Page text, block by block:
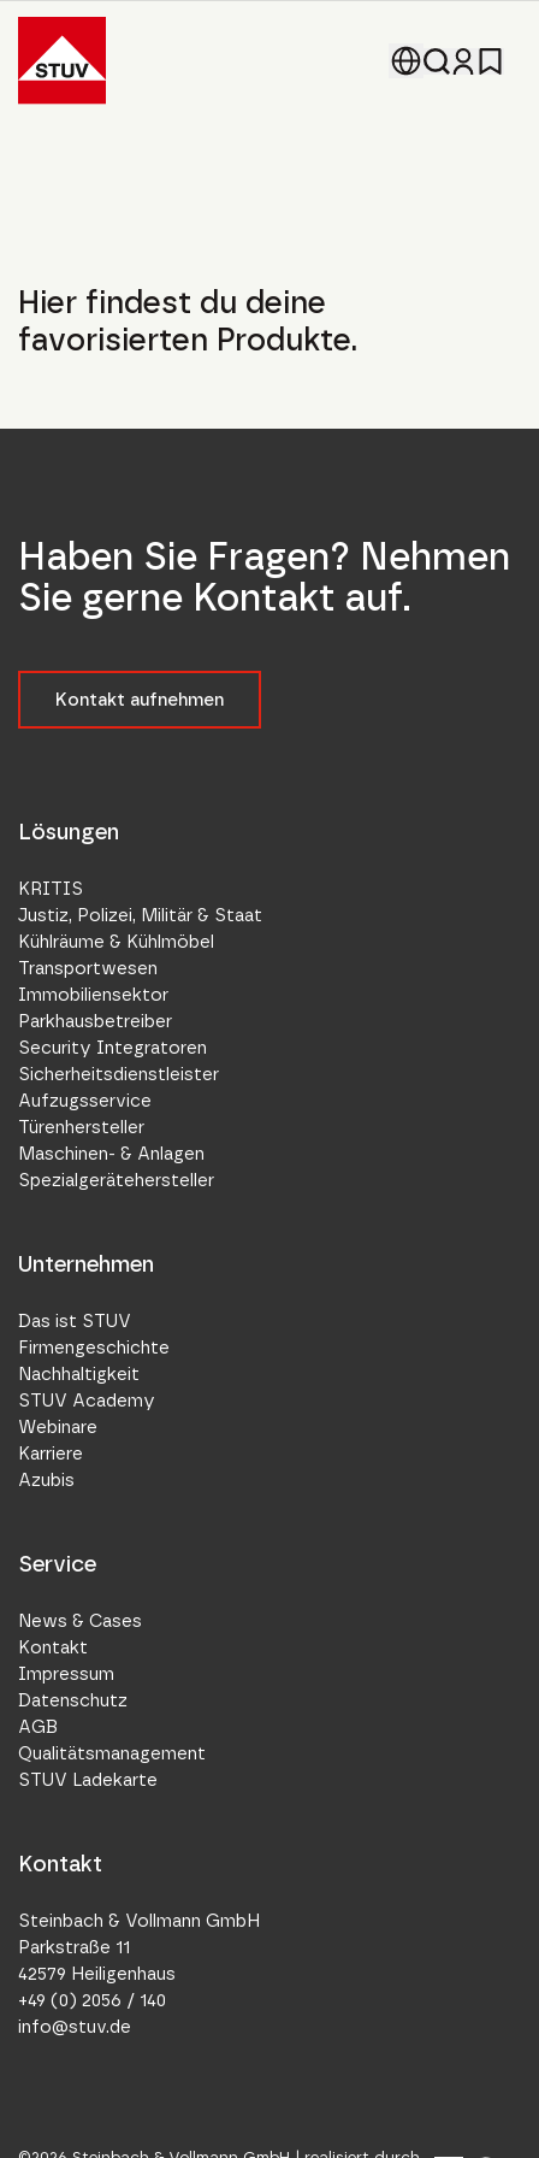
Go To the Homepage
Hier findest du deine
favorisierten Produkte.
Haben Sie Fragen? Nehmen
Sie gerne Kontakt auf.
Kontakt aufnehmen
Lösungen
KRITIS
Justiz, Polizei, Militär & Staat
Kühlräume & Kühlmöbel
Transportwesen
Immobiliensektor
Parkhausbetreiber
Security Integratoren
Sicherheitsdienstleister
Aufzugsservice
Türenhersteller
Maschinen- & Anlagen
Spezialgerätehersteller
Unternehmen
Das ist STUV
Firmengeschichte
Nachhaltigkeit
STUV Academy
Webinare
Karriere
Azubis
Service
News & Cases
Kontakt
Impressum
Datenschutz
AGB
Qualitätsmanagement
STUV Ladekarte
Kontakt
Steinbach & Vollmann GmbH
Parkstraße 11
42579 Heiligenhaus
+49 (0) 2056 / 140
info@stuv.de